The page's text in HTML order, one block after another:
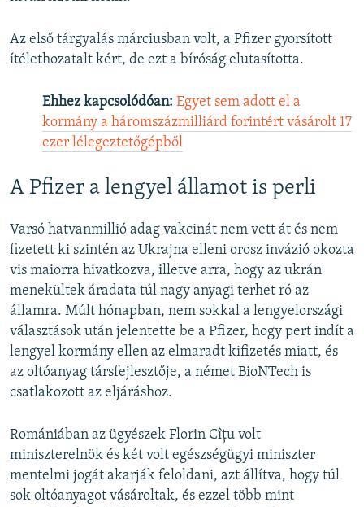
Az első tárgyalás márciusban volt, a Pfizer gyorsított
ítélethozatalt kért, de ezt a bíróság elutasította.
Ehhez kapcsolódóan: Egyet sem adott el a
kormány a háromszázmilliárd forintért vásárolt 17
ezer lélegeztetőgépből
A Pfizer a lengyel államot is perli
Varsó hatvanmillió adag vakcinát nem vett át és nem
fizetett ki szintén az Ukrajna elleni orosz invázió okozta
vis maiorra hivatkozva, illetve arra, hogy az ukrán
menekültek áradata túl nagy anyagi terhet ró az
államra. Múlt hónapban, nem sokkal a lengyelországi
választások után jelentette be a Pfizer, hogy pert indít a
lengyel kormány ellen az elmaradt kifizetés miatt, és
az oltóanyag társfejlesztője, a német BioNTech is
csatlakozott az eljáráshoz.
Romániában az ügyészek Florin Cîțu volt
miniszterelnök és két volt egészségügyi miniszter
mentelmi jogát akarják feloldani, azt állítva, hogy túl
sok oltóanyagot vásároltak, és ezzel több mint